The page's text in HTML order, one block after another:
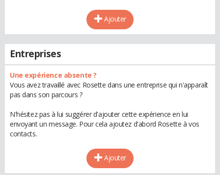
Ajouter
Entreprises
Une expérience absente ?
Vous avez travaillé avec Rosette dans une entreprise qui n'apparaît
pas dans son parcours ?
N'hésitez pas à lui suggérer d'ajouter cette expérience en lui
envoyant un message. Pour cela ajoutez d'abord Rosette à vos
contacts.
Ajouter